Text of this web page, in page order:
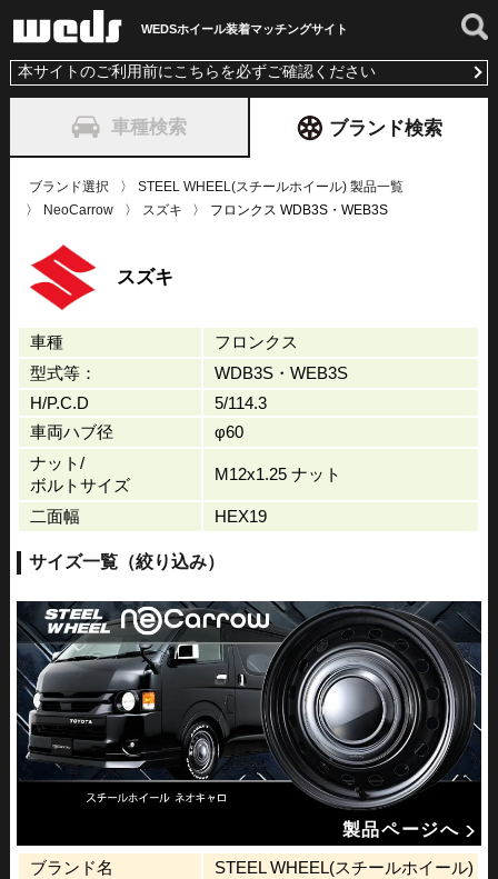
WEDSホイール装着マッチングサイト
本サイトのご利用前にこちらを必ずご確認ください
車種検索 ブランド検索
ブランド選択
STEEL WHEEL(スチールホイール) 製品一覧
NeoCarrow
スズキ フロンクス WDB3S・WEB3S
スズキ
車種
フロンクス
型式等：
WDB3S・WEB3S
H/P.C.D
5/114.3
車両ハブ径
φ60
ナット/
ボルトサイズ
M12x1.25 ナット
二面幅 HEX19
サイズ一覧（絞り込み）
製品ページへ
ブランド名
STEEL WHEEL(スチールホイール)